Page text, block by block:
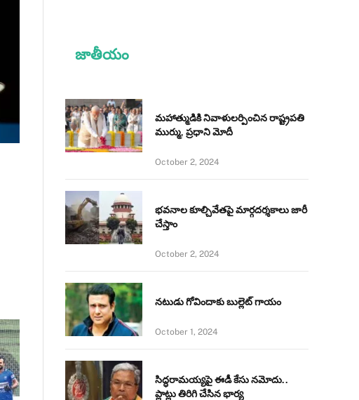
జాతీయం
మహాత్ముడికి నివాళులర్పించిన రాష్ట్రపతి
ముర్ము, ప్రధాని మోదీ
October 2, 2024
భవనాల కూల్చివేతపై మార్గదర్శకాలు జారీ
చేస్తాం
October 2, 2024
నటుడు గోవిందాకు బుల్లెట్ గాయం
October 1, 2024
సిద్ధరామయ్యపై ఈడీ కేసు నమోదు..
ప్లాట్లు తిరిగి చేసిన భార్య